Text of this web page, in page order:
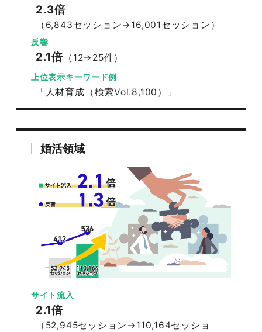
2.3倍
（6,843セッション→16,001セッション）
反響
2.1倍 （12→25件）
上位表示キーワード例
「人材育成（検索Vol.8,100）」
婚活領域
サイト流入
2.1倍
（52,945セッション→110,164セッショ